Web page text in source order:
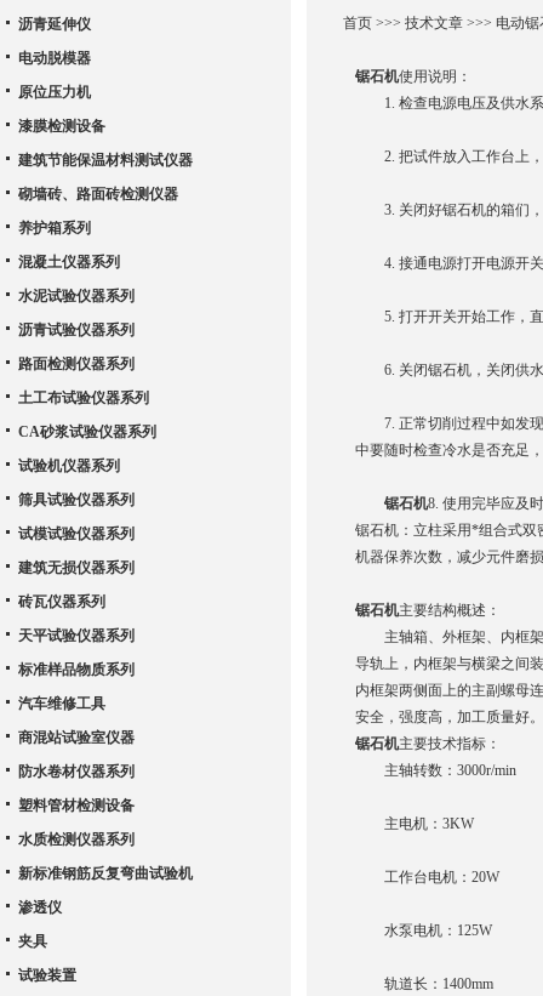
首页>>> 技术文章>>> 电动锯
锯石机使用说明：
1. 检查电源电压及供水
2. 把试件放入工作台上，
3. 关闭好锯石机的箱们，
4. 接通电源打开电源开关
5. 打开开关开始工作，直
6. 关闭锯石机，关闭供水
7. 正常切削过程中如发现
中要随时检查冷水是否充足
锯石机8. 使用完毕应及
锯石机：立柱采用*组合式双
机器保养次数，减少元件磨
锯石机主要结构概述：
主轴箱、外框架、内框架
导轨上，内框架与横梁之间
内框架两侧面上的主副螺母
安全，强度高，加工质量好。
锯石机主要技术指标：
主轴转数：3000r/min
主电机：3KW
工作台电机：20W
水泵电机：125W
轨道长：1400mm
沥青延伸仪
电动脱模器
原位压力机
漆膜检测设备
建筑节能保温材料测试仪器
砌墙砖、路面砖检测仪器
养护箱系列
混凝土仪器系列
水泥试验仪器系列
沥青试验仪器系列
路面检测仪器系列
土工布试验仪器系列
CA砂浆试验仪器系列
试验机仪器系列
筛具试验仪器系列
试模试验仪器系列
建筑无损仪器系列
砖瓦仪器系列
天平试验仪器系列
标准样品物质系列
汽车维修工具
商混站试验室仪器
防水卷材仪器系列
塑料管材检测设备
水质检测仪器系列
新标准钢筋反复弯曲试验机
渗透仪
夹具
试验装置